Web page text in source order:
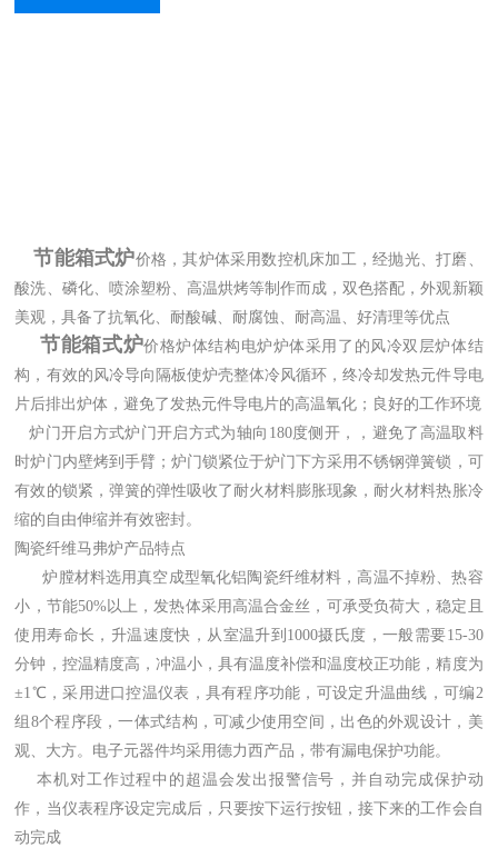
节能箱式炉价格，其炉体采用数控机床加工，经抛光、打磨、
酸洗、磷化、喷涂塑粉、高温烘烤等制作而成，双色搭配，外观新颖
美观，具备了抗氧化、耐酸碱、耐腐蚀、耐高温、好清理等优点
节能箱式炉价格炉体结构电炉炉体采用了的风冷双层炉体结
构，有效的风冷导向隔板使炉壳整体冷风循环，终冷却发热元件导电
片后排出炉体，避免了发热元件导电片的高温氧化；良好的工作环境
炉门开启方式炉门开启方式为轴向180度侧开，，避免了高温取料
时炉门内壁烤到手臂；炉门锁紧位于炉门下方采用不锈钢弹簧锁，可
有效的锁紧，弹簧的弹性吸收了耐火材料膨胀现象，耐火材料热胀冷
缩的自由伸缩并有效密封。
陶瓷纤维马弗炉产品特点
炉膛材料选用真空成型氧化铝陶瓷纤维材料，高温不掉粉、热容
小，节能50%以上 ， 发热体采用高温合金丝，可承受负荷大，稳定且
使用寿命长 ， 升温速度快，从室温升到1000摄氏度，一般需要15-30
分钟 ， 控温精度高，冲温小，具有温度补偿和温度校正功能，精度为
±1℃ ， 采用进口控温仪表，具有程序功能，可设定升温曲线，可编2
组8个程序段 ，一体式结构，可减少使用空间，出色的外观设计，美
观、大方。 电子元器件均采用德力西产品，带有漏电保护功能。
本机对工作过程中的 超温会发出报警信号，并自动完成保护动
作 ， 当仪表程序设定完成后，只要按下运行按钮，接下来的工作会自
动完成